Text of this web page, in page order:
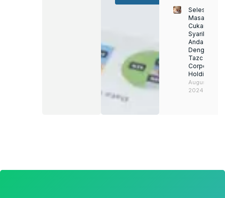
Selesaikan
Masalah
Cukai
Syarikat
Anda
Dengan
Tazc
Corporate
Holding
August 22,
2024